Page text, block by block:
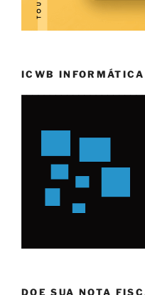
ICWB INFORMÁTICA
DOE SUA NOTA